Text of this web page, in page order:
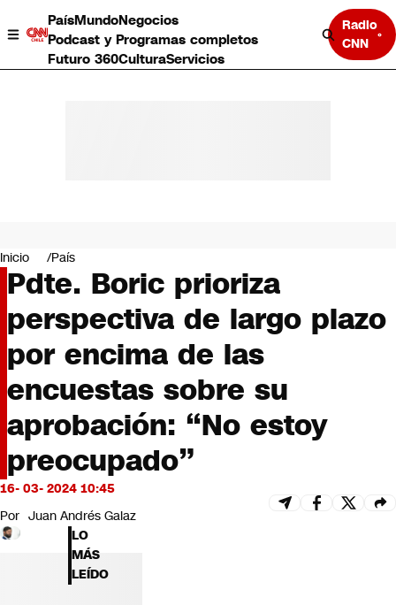
PaísMundoNegocios
Podcast y Programas completos
Futuro 360CulturaServicios
Radio
CNN
Negocios
Deportes
Programas completos
Cultura
Servicios
Bits
CNN tiempo
Futuro 360
Opinión
Inicio País
Pdte. Boric prioriza
perspectiva de largo plazo
por encima de las
encuestas sobre su
aprobación: “No estoy
preocupado”
16- 03- 2024 10:45
Por Juan Andrés Galaz
LO
MÁS
LEÍDO